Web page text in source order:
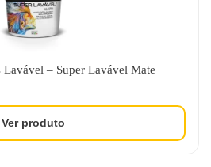
Lavável – Super Lavável Mate